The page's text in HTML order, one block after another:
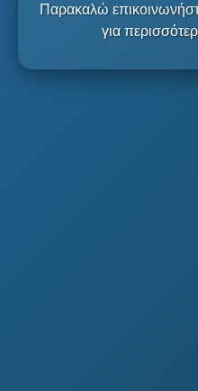
Παρακαλώ
για